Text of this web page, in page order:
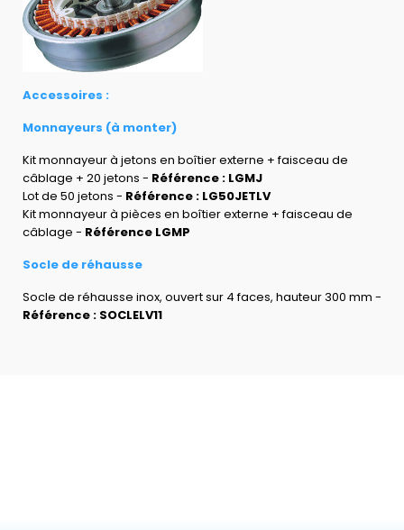
Accessoires :
Monnayeurs (à monter)
Kit monnayeur à jetons en boîtier externe + faisceau de
câblage + 20 jetons - Référence : LGMJ
Lot de 50 jetons - Référence : LG50JETLV
Kit monnayeur à pièces en boîtier externe + faisceau de
câblage - Référence LGMP
Socle de réhausse
Socle de réhausse inox, ouvert sur 4 faces, hauteur 300 mm -
Référence : SOCLELV11